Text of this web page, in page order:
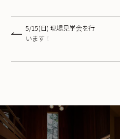
5/15(日) 現場見学会を行
います！